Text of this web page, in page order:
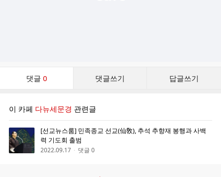
댓글 0 댓글쓰기 답글쓰기
이 카페 다뉴세문경 관련글
[선교뉴스룸] 민족종교 선교(仙敎), 추석 추향재 봉행과 사백
력 기도회 출범
2022.09.17 댓글 0